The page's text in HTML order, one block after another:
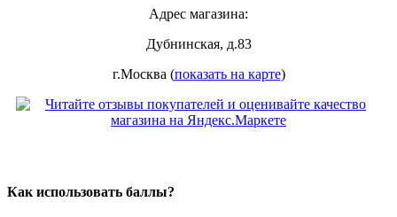
Адрес магазина:
Дубнинская, д.83
г.Москва (показать на карте)
Как использовать баллы?